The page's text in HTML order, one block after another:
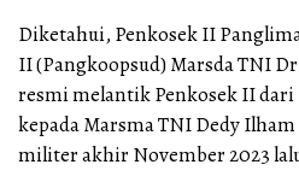
Diketahui, Penkosek II
II (Pangkoopsud) Marsda TNI
resmi melantik Penkosek II
kepada Marsma TNI Dedy
militer akhir November 2023